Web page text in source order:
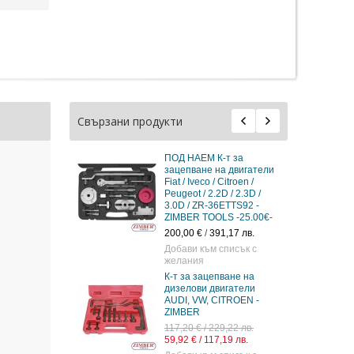
Свързани продукти
зацепване на двигатели
Fiat / Iveco / Citroen /
Peugeot / 2.2D / 2.3D /
3.0D / ZR-36ETTS92 -
ZIMBER TOOLS -25.00€-
391,17 лв.
дизелови двигатели
AUDI, VW, CITROEN -
ZIMBER
117,20 € / 229,22 лв.
59,92 € / 117,19 лв.
двигатели
SMANN TOOLS.